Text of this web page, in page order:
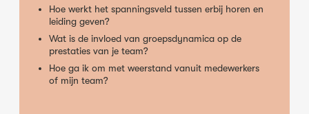
Hoe werkt het spanningsveld tussen erbij horen en
leiding geven?
Wat is de invloed van groepsdynamica op de
prestaties van je team?
Hoe ga ik om met weerstand vanuit medewerkers
of mijn team?